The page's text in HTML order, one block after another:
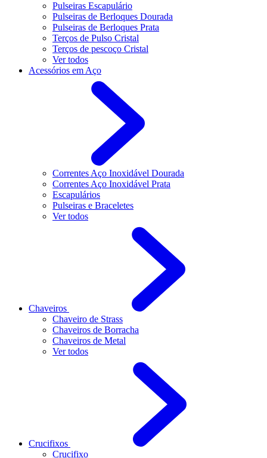
Pulseiras Escapulário
Pulseiras de Berloques Dourada
Pulseiras de Berloques Prata
Terços de Pulso Cristal
Terços de pescoço Cristal
Ver todos
Acessórios em Aço
Correntes Aço Inoxidável Dourada
Correntes Aço Inoxidável Prata
Escapulários
Pulseiras e Braceletes
Ver todos
Chaveiros
Chaveiro de Strass
Chaveiros de Borracha
Chaveiros de Metal
Ver todos
Crucifixos
Crucifixo